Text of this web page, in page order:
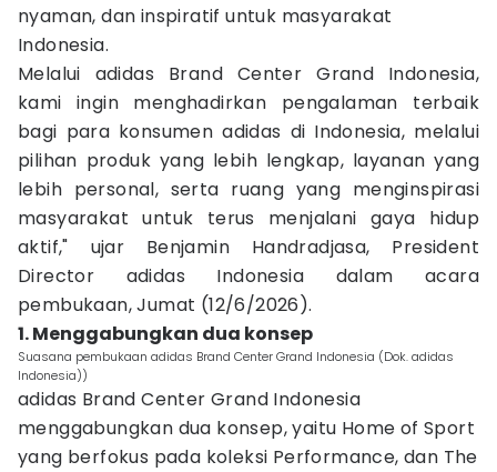
nyaman, dan inspiratif untuk masyarakat
Indonesia.
Melalui adidas Brand Center Grand Indonesia,
kami ingin menghadirkan pengalaman terbaik
bagi para konsumen adidas di Indonesia, melalui
pilihan produk yang lebih lengkap, layanan yang
lebih personal, serta ruang yang menginspirasi
masyarakat untuk terus menjalani gaya hidup
aktif," ujar Benjamin Handradjasa, President
Director adidas Indonesia dalam acara
pembukaan, Jumat (12/6/2026).
1. Menggabungkan dua konsep
Suasana pembukaan adidas Brand Center Grand Indonesia (Dok. adidas
Indonesia))
adidas Brand Center Grand Indonesia
menggabungkan dua konsep, yaitu Home of Sport
yang berfokus pada koleksi Performance, dan The